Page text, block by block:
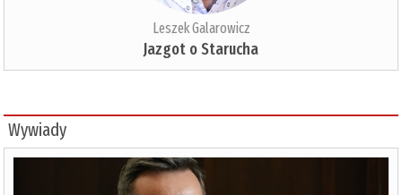
Leszek Galarowicz
Jazgot o Starucha
Wywiady